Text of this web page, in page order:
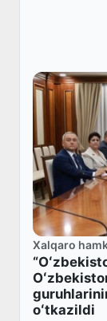
Xalqaro
oʻtkazildi